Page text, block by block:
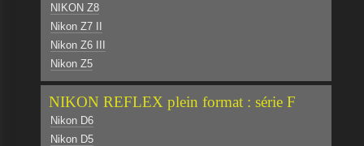
NIKON Z8
Nikon Z7 II
Nikon Z6 III
Nikon Z5
NIKON REFLEX plein format : série F
Nikon D6
Nikon D5